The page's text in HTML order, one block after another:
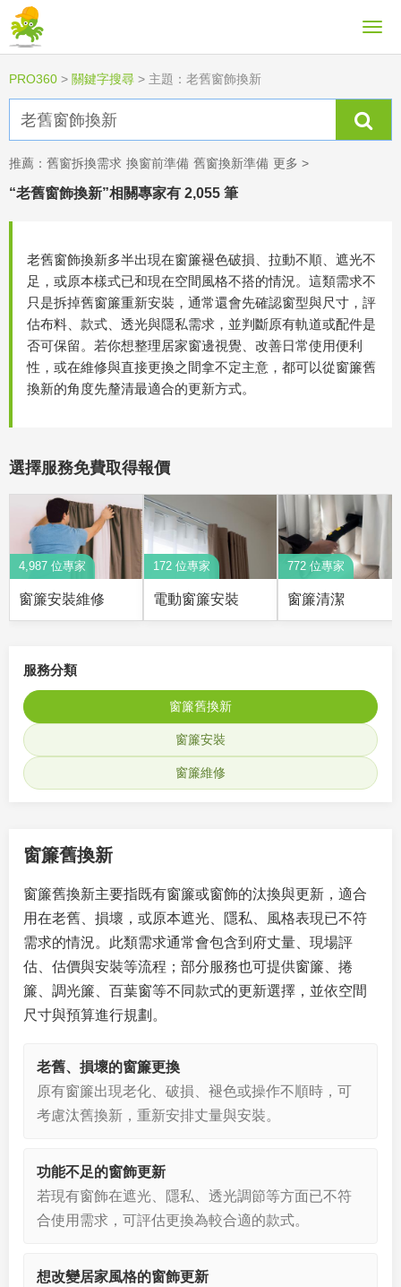
PRO360 > 關鍵字搜尋 > 主題：老舊窗飾換新
推薦： 舊窗拆換需求 換窗前準備 舊窗換新準備 更多 >
“老舊窗飾換新”相關專家有 2,055 筆
老舊窗飾換新多半出現在窗簾褪色破損、拉動不順、遮光不
足，或原本樣式已和現在空間風格不搭的情況。這類需求不
只是拆掉舊窗簾重新安裝，通常還會先確認窗型與尺寸，評
估布料、款式、透光與隱私需求，並判斷原有軌道或配件是
否可保留。若你想整理居家窗邊視覺、改善日常使用便利
性，或在維修與直接更換之間拿不定主意，都可以從窗簾舊
換新的角度先釐清最適合的更新方式。
選擇服務免費取得報價
4,987 位專家
窗簾安裝維修
172 位專家
電動窗簾安裝
772 位專家
窗簾清潔
服務分類
窗簾舊換新
窗簾安裝
窗簾維修
窗簾舊換新
窗簾舊換新主要指既有窗簾或窗飾的汰換與更新，適合
用在老舊、損壞，或原本遮光、隱私、風格表現已不符
需求的情況。此類需求通常會包含到府丈量、現場評
估、估價與安裝等流程；部分服務也可提供窗簾、捲
簾、調光簾、百葉窗等不同款式的更新選擇，並依空間
尺寸與預算進行規劃。
老舊、損壞的窗簾更換
原有窗簾出現老化、破損、褪色或操作不順時，可
考慮汰舊換新，重新安排丈量與安裝。
功能不足的窗飾更新
若現有窗飾在遮光、隱私、透光調節等方面已不符
合使用需求，可評估更換為較合適的款式。
想改變居家風格的窗飾更新